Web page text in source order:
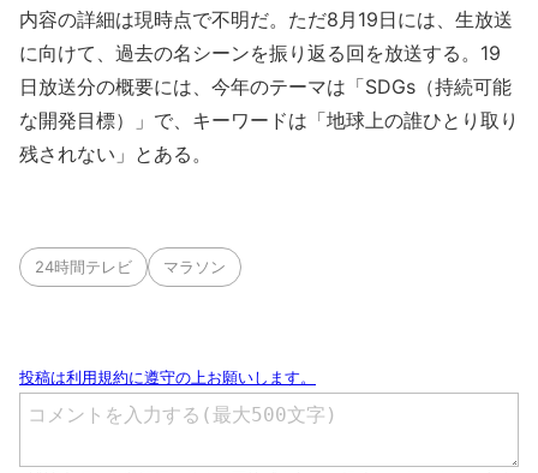
内容の詳細は現時点で不明だ。ただ8月19日には、生放送
に向けて、過去の名シーンを振り返る回を放送する。19
日放送分の概要には、今年のテーマは「SDGs（持続可能
な開発目標）」で、キーワードは「地球上の誰ひとり取り
残されない」とある。
24時間テレビ マラソン